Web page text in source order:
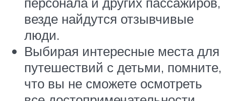
везде найдутся отзывчивые
люди.
Выбирая интересные места для
путешествий с детьми, помните,
что вы не сможете осмотреть